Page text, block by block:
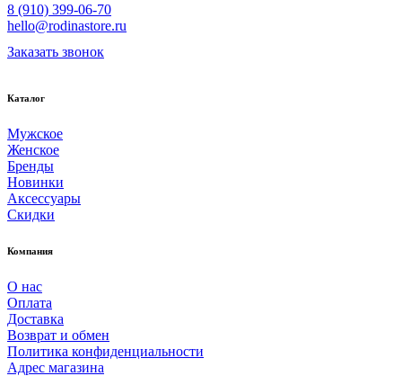
8 (910) 399-06-70
hello@rodinastore.ru
Заказать звонок
Каталог
Мужское
Женское
Бренды
Новинки
Аксессуары
Скидки
Компания
О нас
Оплата
Доставка
Возврат и обмен
Политика конфиденциальности
Адрес магазина